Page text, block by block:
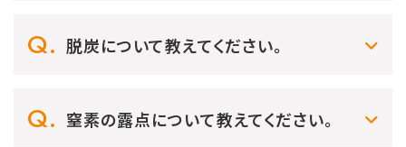
脱炭について教えてください。
窒素の露点について教えてください。